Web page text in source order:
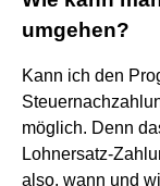
umgehen?
Kann ich den
möglich. Denn
Lohnersatz-
also, wann und